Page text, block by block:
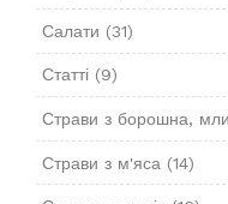
Салати (31)
Статті (9)
Страви з борошна,
Страви з м'яса (14)